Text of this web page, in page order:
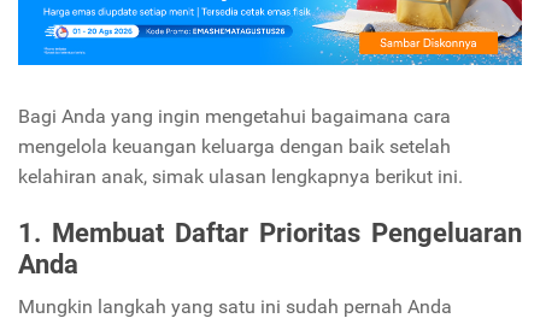
Bagi Anda yang ingin mengetahui bagaimana cara
mengelola keuangan keluarga dengan baik setelah
kelahiran anak, simak ulasan lengkapnya berikut ini.
1. Membuat Daftar Prioritas Pengeluaran
Anda
Mungkin langkah yang satu ini sudah pernah Anda